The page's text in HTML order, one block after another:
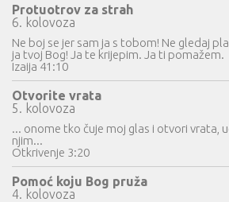
Protuotrov za strah
6. kolovoza
Ne boj se jer sam ja s tobom! Ne gledaj
ja tvoj Bog! Ja te krijepim. Ja ti pomažem.
Izaija 41:10
Otvorite vrata
5. kolovoza
... onome tko čuje moj glas i otvori vrata,
njim...
Otkrivenje 3:20
Pomoć koju Bog pruža
4. kolovoza